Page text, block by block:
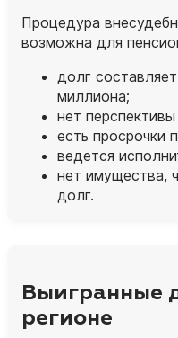
Процедура
возможна для
долг
миллиона;
нет
есть просрочки
ведется
нет имущества,
долг.
Выигранные
регионе